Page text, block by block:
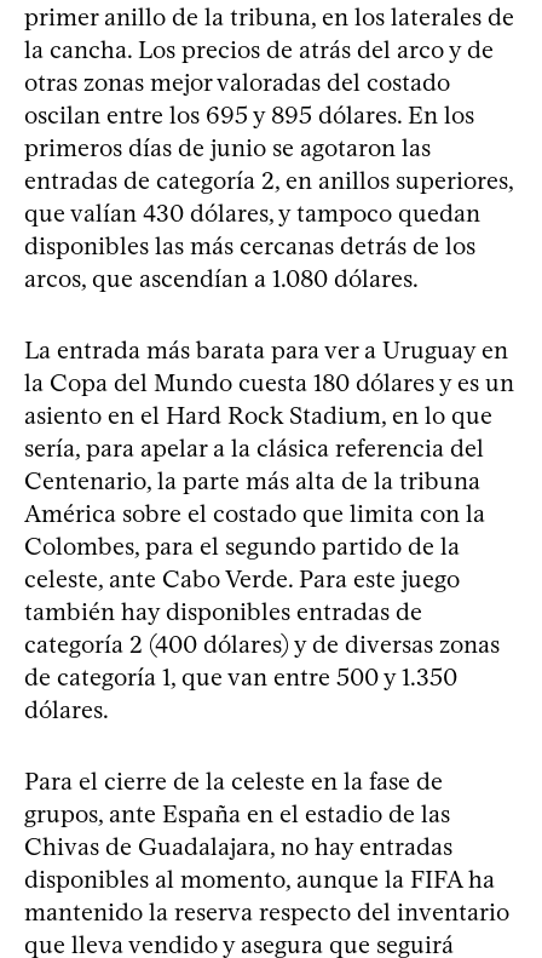
primer anillo de la tribuna, en los laterales de
la cancha. Los precios de atrás del arco y de
otras zonas mejor valoradas del costado
oscilan entre los 695 y 895 dólares. En los
primeros días de junio se agotaron las
entradas de categoría 2, en anillos superiores,
que valían 430 dólares, y tampoco quedan
disponibles las más cercanas detrás de los
arcos, que ascendían a 1.080 dólares.
La entrada más barata para ver a Uruguay en
la Copa del Mundo cuesta 180 dólares y es un
asiento en el Hard Rock Stadium, en lo que
sería, para apelar a la clásica referencia del
Centenario, la parte más alta de la tribuna
América sobre el costado que limita con la
Colombes, para el segundo partido de la
celeste, ante Cabo Verde. Para este juego
también hay disponibles entradas de
categoría 2 (400 dólares) y de diversas zonas
de categoría 1, que van entre 500 y 1.350
dólares.
Para el cierre de la celeste en la fase de
grupos, ante España en el estadio de las
Chivas de Guadalajara, no hay entradas
disponibles al momento, aunque la FIFA ha
mantenido la reserva respecto del inventario
que lleva vendido y asegura que seguirá